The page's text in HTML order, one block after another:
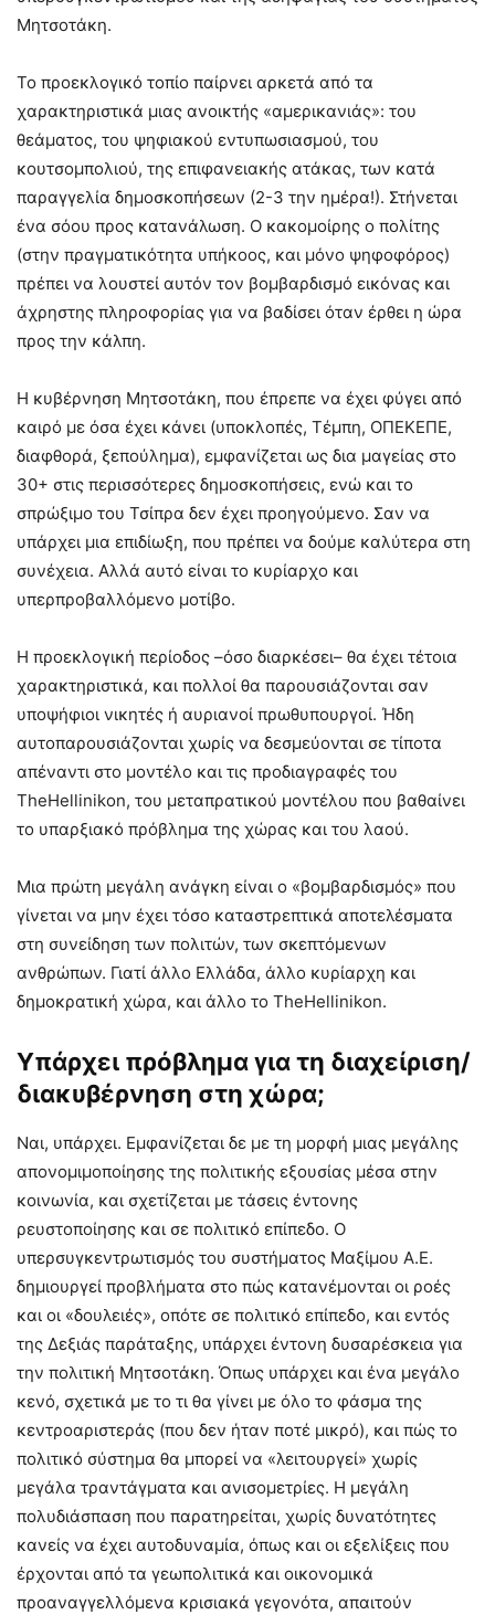
Μητσοτάκη.
Το προεκλογικό τοπίο παίρνει αρκετά από τα
χαρακτηριστικά μιας ανοικτής «αμερικανιάς»: του
θεάματος, του ψηφιακού εντυπωσιασμού, του
κουτσομπολιού, της επιφανειακής ατάκας, των κατά
παραγγελία δημοσκοπήσεων (2-3 την ημέρα!). Στήνεται
ένα σόου προς κατανάλωση. Ο κακομοίρης ο πολίτης
(στην πραγματικότητα υπήκοος, και μόνο ψηφοφόρος)
πρέπει να λουστεί αυτόν τον βομβαρδισμό εικόνας και
άχρηστης πληροφορίας για να βαδίσει όταν έρθει η ώρα
προς την κάλπη.
Η κυβέρνηση Μητσοτάκη, που έπρεπε να έχει φύγει από
καιρό με όσα έχει κάνει (υποκλοπές, Τέμπη, ΟΠΕΚΕΠΕ,
διαφθορά, ξεπούλημα), εμφανίζεται ως δια μαγείας στο
30+ στις περισσότερες δημοσκοπήσεις, ενώ και το
σπρώξιμο του Τσίπρα δεν έχει προηγούμενο. Σαν να
υπάρχει μια επιδίωξη, που πρέπει να δούμε καλύτερα στη
συνέχεια. Αλλά αυτό είναι το κυρίαρχο και
υπερπροβαλλόμενο μοτίβο.
Η προεκλογική περίοδος –όσο διαρκέσει– θα έχει τέτοια
χαρακτηριστικά, και πολλοί θα παρουσιάζονται σαν
υποψήφιοι νικητές ή αυριανοί πρωθυπουργοί. Ήδη
αυτοπαρουσιάζονται χωρίς να δεσμεύονται σε τίποτα
απέναντι στο μοντέλο και τις προδιαγραφές του
TheHellinikon, του μεταπρατικού μοντέλου που βαθαίνει
το υπαρξιακό πρόβλημα της χώρας και του λαού.
Μια πρώτη μεγάλη ανάγκη είναι ο «βομβαρδισμός» που
γίνεται να μην έχει τόσο καταστρεπτικά αποτελέσματα
στη συνείδηση των πολιτών, των σκεπτόμενων
ανθρώπων. Γιατί άλλο Ελλάδα, άλλο κυρίαρχη και
δημοκρατική χώρα, και άλλο το TheHellinikon.
Υπάρχει πρόβλημα για τη διαχείριση/
διακυβέρνηση στη χώρα;
Ναι, υπάρχει. Εμφανίζεται δε με τη μορφή μιας μεγάλης
απονομιμοποίησης της πολιτικής εξουσίας μέσα στην
κοινωνία, και σχετίζεται με τάσεις έντονης
ρευστοποίησης και σε πολιτικό επίπεδο. Ο
υπερσυγκεντρωτισμός του συστήματος Μαξίμου Α.Ε.
δημιουργεί προβλήματα στο πώς κατανέμονται οι ροές
και οι «δουλειές», οπότε σε πολιτικό επίπεδο, και εντός
της Δεξιάς παράταξης, υπάρχει έντονη δυσαρέσκεια για
την πολιτική Μητσοτάκη. Όπως υπάρχει και ένα μεγάλο
κενό, σχετικά με το τι θα γίνει με όλο το φάσμα της
κεντροαριστεράς (που δεν ήταν ποτέ μικρό), και πώς το
πολιτικό σύστημα θα μπορεί να «λειτουργεί» χωρίς
μεγάλα τραντάγματα και ανισομετρίες. Η μεγάλη
πολυδιάσπαση που παρατηρείται, χωρίς δυνατότητες
κανείς να έχει αυτοδυναμία, όπως και οι εξελίξεις που
έρχονται από τα γεωπολιτικά και οικονομικά
προαναγγελλόμενα κρισιακά γεγονότα, απαιτούν